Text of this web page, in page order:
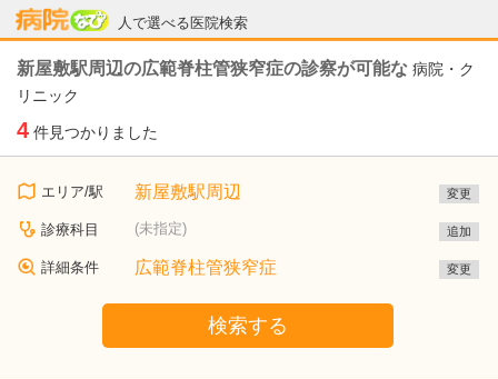
人で選べる医院検索
病院なび
新屋敷駅周辺の広範脊柱管狭窄症の診察が可能な 病院・ク
リニック
4 件見つかりました
エリア/駅 新屋敷駅周辺 変更
診療科目 (未指定) 追加
詳細条件 広範脊柱管狭窄症 変更
検索する